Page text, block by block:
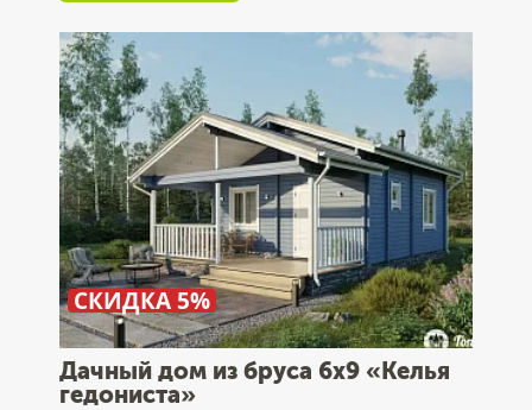
СКИДКА 5%
Дачный дом из бруса 6х9 «Келья
гедониста»